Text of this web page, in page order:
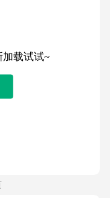
载试试~